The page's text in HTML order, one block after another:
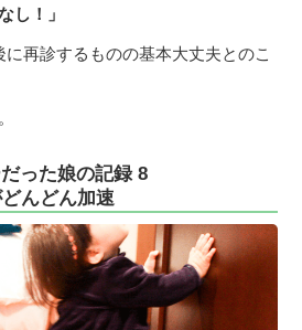
し！」
再診するものの基本大丈夫とのこ
った娘の記録 8
んどん加速